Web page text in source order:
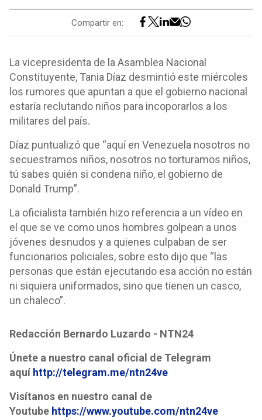
Compartir en:
La vicepresidenta de la Asamblea Nacional
Constituyente, Tania Díaz desmintió este miércoles
los rumores que apuntan a que el gobierno nacional
estaría reclutando niños para incoporarlos a los
militares del país.
Díaz puntualizó que “aquí en Venezuela nosotros no
secuestramos niños, nosotros no torturamos niños,
tú sabes quién si condena niño, el gobierno de
Donald Trump”.
La oficialista también hizo referencia a un vídeo en
el que se ve como unos hombres golpean a unos
jóvenes desnudos y a quienes culpaban de ser
funcionarios policiales, sobre esto dijo que “las
personas que están ejecutando esa acción no están
ni siquiera uniformados, sino que tienen un casco,
un chaleco”.
Redacción Bernardo Luzardo - NTN24
Únete a nuestro canal oficial de Telegram
aquí http://telegram.me/ntn24ve
Visítanos en nuestro canal de
Youtube https://www.youtube.com/ntn24ve